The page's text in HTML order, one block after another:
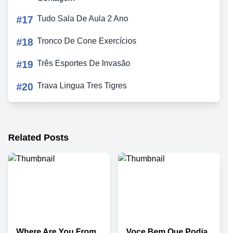
#17 Tudo Sala De Aula 2 Ano
#18 Tronco De Cone Exercícios
#19 Três Esportes De Invasão
#20 Trava Lingua Tres Tigres
Related Posts